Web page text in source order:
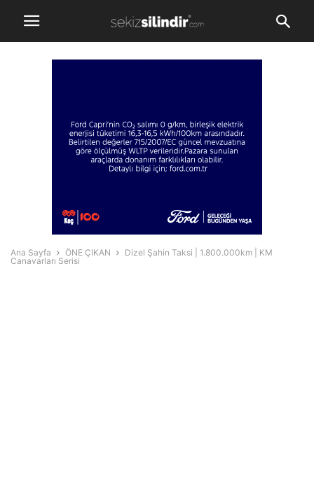
Ana Sayfa ÖNE ÇIKAN
Dizel Şahin Taksi | 1.800.000km | KM
Canavarları Serisi